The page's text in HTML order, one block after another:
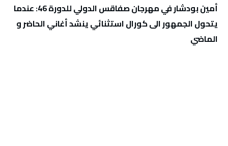
أمين بودشار في مهرجان صفاقس الدولي للدورة 46: عندما
يتحول الجمهور الى كورال استثنائي ينشد أغاني الحاضر و
الماضي